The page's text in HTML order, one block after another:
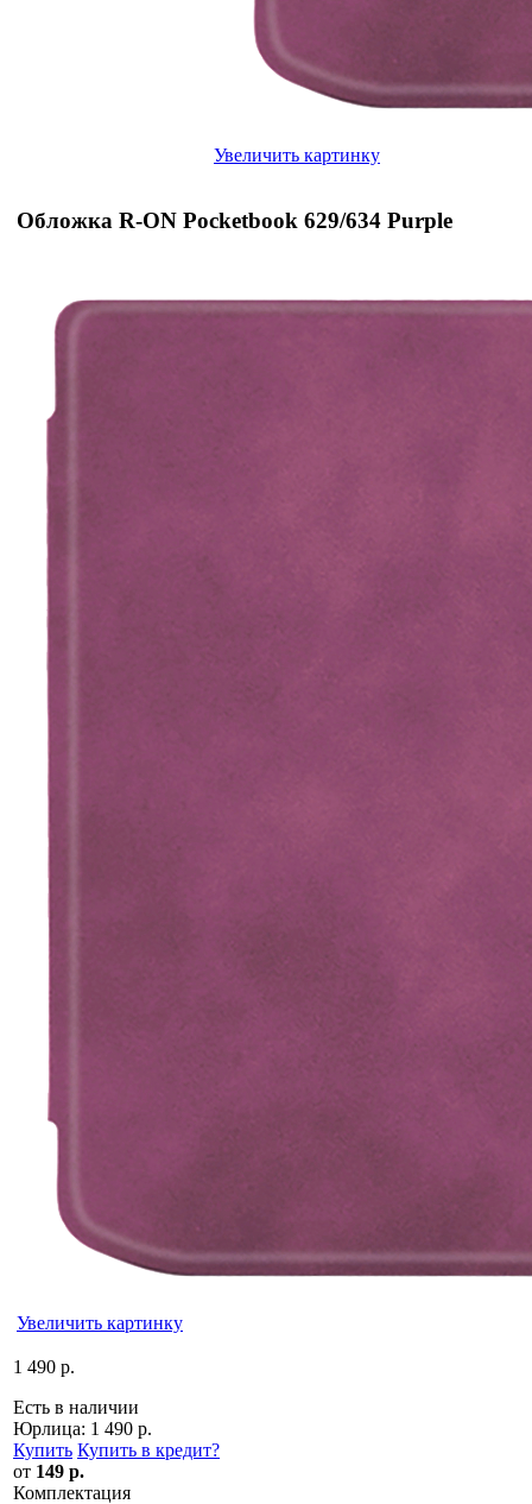
Увеличить картинку
Обложка R-ON Pocketbook 629/634 Purple
Увеличить картинку
1 490 р.
Есть в наличии
Юрлица: 1 490 р.
Купить Купить в кредит?
от 149 р.
Комплектация